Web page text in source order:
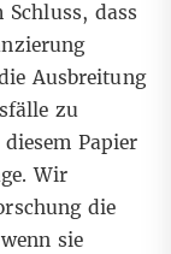
dass
Ausbreitung
zu
Papier
Wir
die
sie